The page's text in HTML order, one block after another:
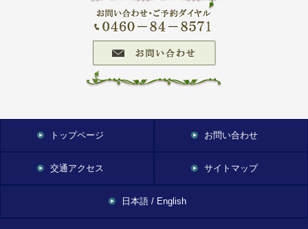
トップページ お問い合わせ
交通アクセス サイトマップ
日本語 / English